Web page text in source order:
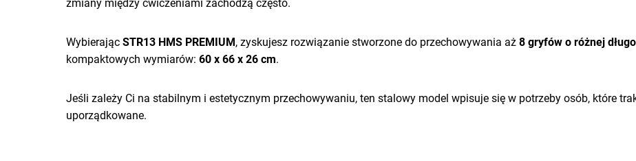
zmiany między ćwiczeniami zachodzą często.
Wybierając STR13 HMS PREMIUM, zyskujesz rozwiązanie stworzone do przechowywania aż 8 gryfów o różnej
kompaktowych wymiarów: 60 x 66 x 26 cm.
Jeśli zależy Ci na stabilnym i estetycznym przechowywaniu, ten stalowy model wpisuje się w potrzeby osób, które
uporządkowane.